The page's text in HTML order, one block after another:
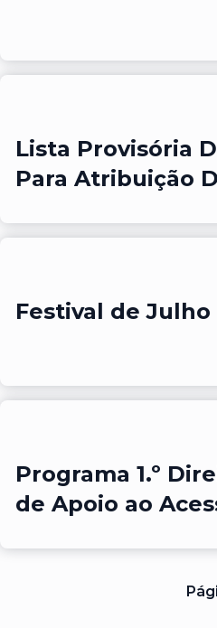
Lista Provisória
Para Atribuição
Festival de Julho
Programa 1.º
de Apoio ao